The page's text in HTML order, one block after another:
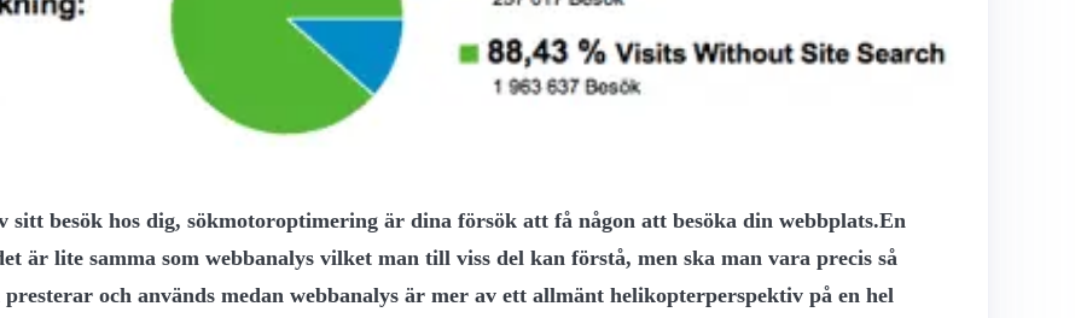
besök hos dig, sökmotoroptimering är dina försök att få någon att besöka din webbplats.En
är lite samma som webbanalys vilket man till viss del kan förstå, men ska man vara precis så
och används medan webbanalys är mer av ett allmänt helikopterperspektiv på en hel